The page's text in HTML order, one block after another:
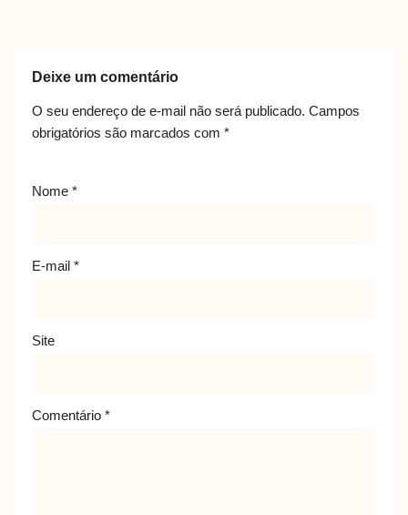
Deixe um comentário
O seu endereço de e-mail não será publicado. Campos
obrigatórios são marcados com *
Nome *
E-mail *
Site
Comentário *